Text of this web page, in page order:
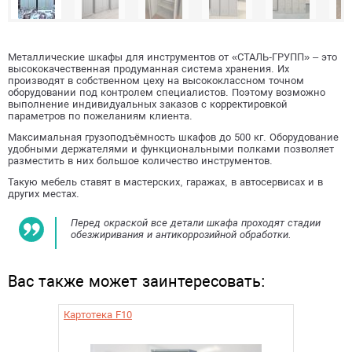
Металлические шкафы для инструментов от «СТАЛЬ-ГРУПП» – это
высококачественная продуманная система хранения. Их
производят в собственном цеху на высококлассном точном
оборудовании под контролем специалистов. Поэтому возможно
выполнение индивидуальных заказов с корректировкой
параметров по пожеланиям клиента.
Максимальная грузоподъёмность шкафов до 500 кг. Оборудование
удобными держателями и функциональными полками позволяет
разместить в них большое количество инструментов.
Такую мебель ставят в мастерских, гаражах, в автосервисах и в
других местах.
Перед окраской все детали шкафа проходят стадии
обезжиривания и антикоррозийной обработки.
Вас также может заинтересовать:
Картотека F10